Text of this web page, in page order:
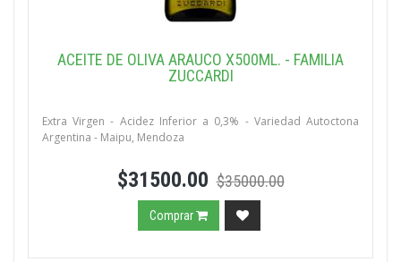
ACEITE DE OLIVA ARAUCO X500ML. - FAMILIA
ZUCCARDI
Extra Virgen - Acidez Inferior a 0,3% - Variedad Autoctona
Argentina - Maipu, Mendoza
$31500.00 $35000.00
Comprar